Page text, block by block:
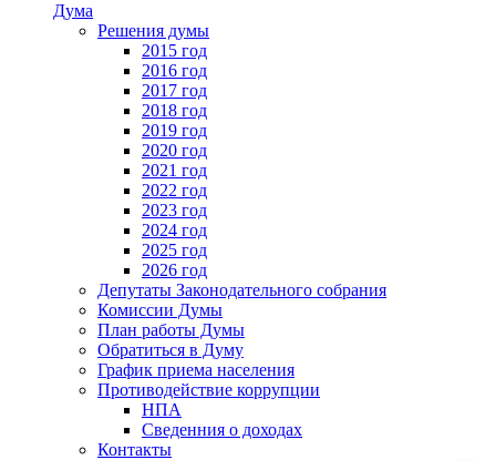
Дума
Решения думы
2015 год
2016 год
2017 год
2018 год
2019 год
2020 год
2021 год
2022 год
2023 год
2024 год
2025 год
2026 год
Депутаты Законодательного собрания
Комиссии Думы
План работы Думы
Обратиться в Думу
График приема населения
Противодействие коррупции
НПА
Сведенния о доходах
Контакты